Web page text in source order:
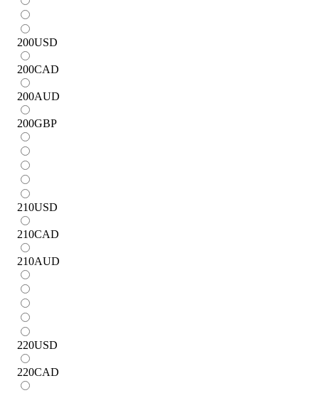
200USD
200CAD
200AUD
200GBP
210USD
210CAD
210AUD
220USD
220CAD